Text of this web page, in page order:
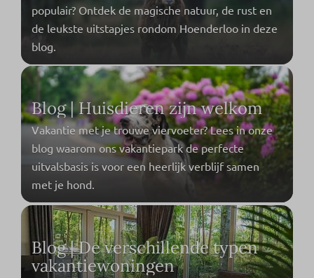
populair? Ontdek de magische natuur, de rust en
de leukste uitstapjes rondom Hoenderloo in deze
blog.
Blog | Huisdieren zijn welkom
Vakantie met je trouwe viervoeter? Lees in onze
blog waarom ons vakantiepark de perfecte
uitvalsbasis is voor een heerlijk verblijf samen
met je hond.
Blog | De verschillende typen
vakantiewoningen